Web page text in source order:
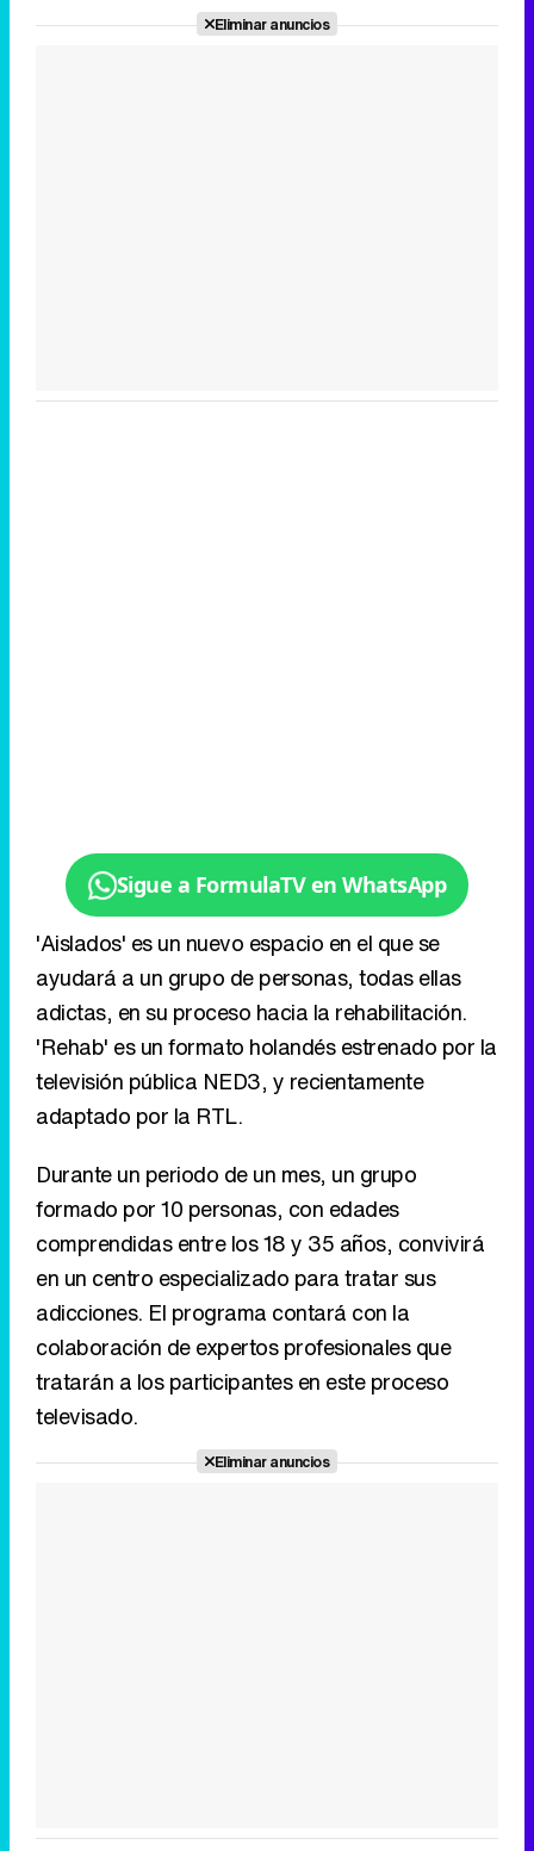
Eliminar anuncios
Sigue a FormulaTV en WhatsApp
'Aislados' es un nuevo espacio en el que se
ayudará a un grupo de personas, todas ellas
adictas, en su proceso hacia la rehabilitación.
'Rehab' es un formato holandés estrenado por la
televisión pública NED3, y recientamente
adaptado por la RTL.
Durante un periodo de un mes, un grupo
formado por 10 personas, con edades
comprendidas entre los 18 y 35 años, convivirá
en un centro especializado para tratar sus
adicciones. El programa contará con la
colaboración de expertos profesionales que
tratarán a los participantes en este proceso
televisado.
Eliminar anuncios